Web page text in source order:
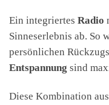
Ein integriertes Radio
Sinneserlebnis ab. So
persönlichen
Entspannung sind
Diese Kombination